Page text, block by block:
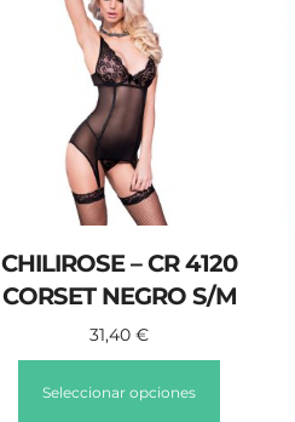
CHILIROSE – CR 4120
CORSET NEGRO S/M
31,40€
Seleccionar opciones